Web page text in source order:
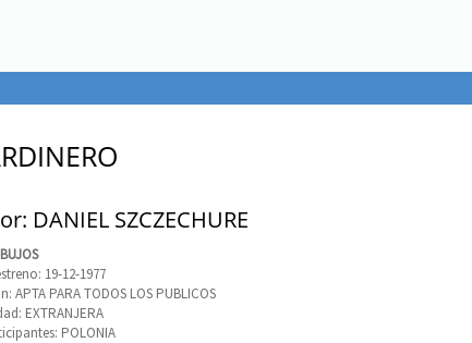
DANIEL SZCZECHURE
19-12-1977
APTA PARA TODOS LOS PUBLICOS
EXTRANJERA
POLONIA